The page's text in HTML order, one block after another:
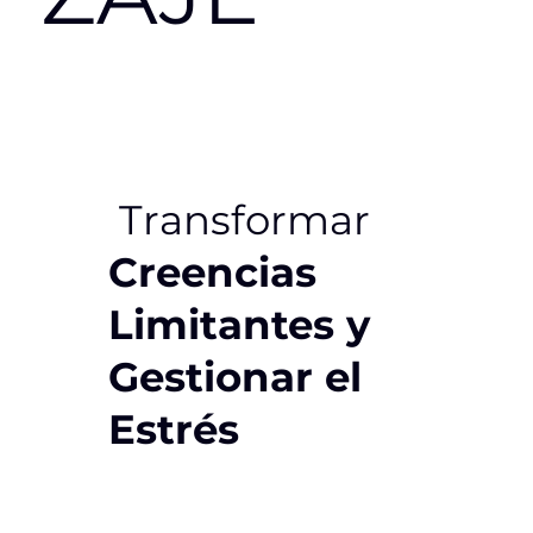
Transformar
Creencias
Limitantes y
Gestionar el
Estrés